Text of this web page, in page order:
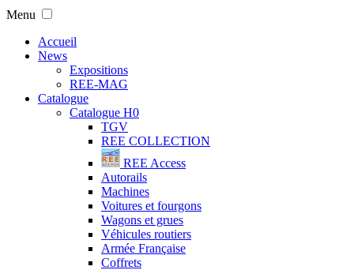
Menu
Accueil
News
Expositions
REE-MAG
Catalogue
Catalogue H0
TGV
REE COLLECTION
REE Access
Autorails
Machines
Voitures et fourgons
Wagons et grues
Véhicules routiers
Armée Française
Coffrets